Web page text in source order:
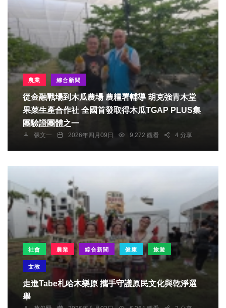
農業 綜合新聞
從金融戰場到木瓜農場 農糧署輔導 胡克強青木堂
果菜生產合作社 全國首發取得木瓜TGAP PLUS集
團驗證團體之一
張文一 2026年四月09日 9,272 觀看 4 分享
社會 農業 綜合新聞 健康 旅遊
文教
走進Tabe札哈木樂原 攜手守護原民文化與乾淨選
舉